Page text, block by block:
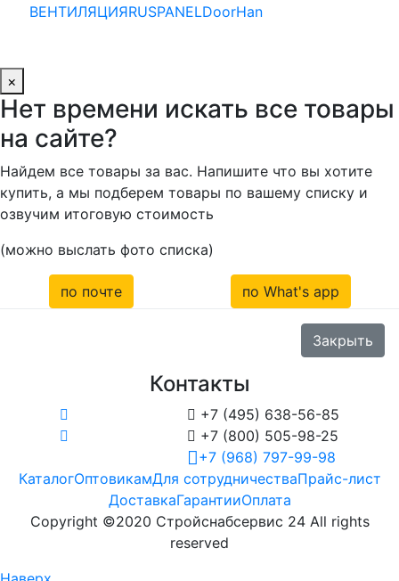
ВЕНТИЛЯЦИЯRUSPANELDoorHan
×
Нет времени искать все товары
на сайте?
Найдем все товары за вас. Напишите что вы хотите
купить, а мы подберем товары по вашему списку и
озвучим итоговую стоимость
(можно выслать фото списка)
по почте по What's app
Закрыть
Контакты
 +7 (495) 638-56-85
 +7 (800) 505-98-25
+7 (968) 797-99-98
КаталогОптовикамДля сотрудничестваПрайс-лист
ДоставкаГарантииОплата
Copyright ©2020 Стройснабсервис 24 All rights
reserved